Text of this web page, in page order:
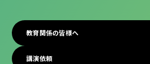
教育関係の皆様へ
講演依頼